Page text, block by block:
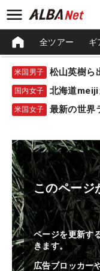
全ツアー ギ
米国男子 松山英樹
国内女子 北海道
米国女子 最新の世界
このページ
ページを更新す
きます。
広告ブロッカー